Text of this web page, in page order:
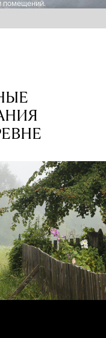
помещений.